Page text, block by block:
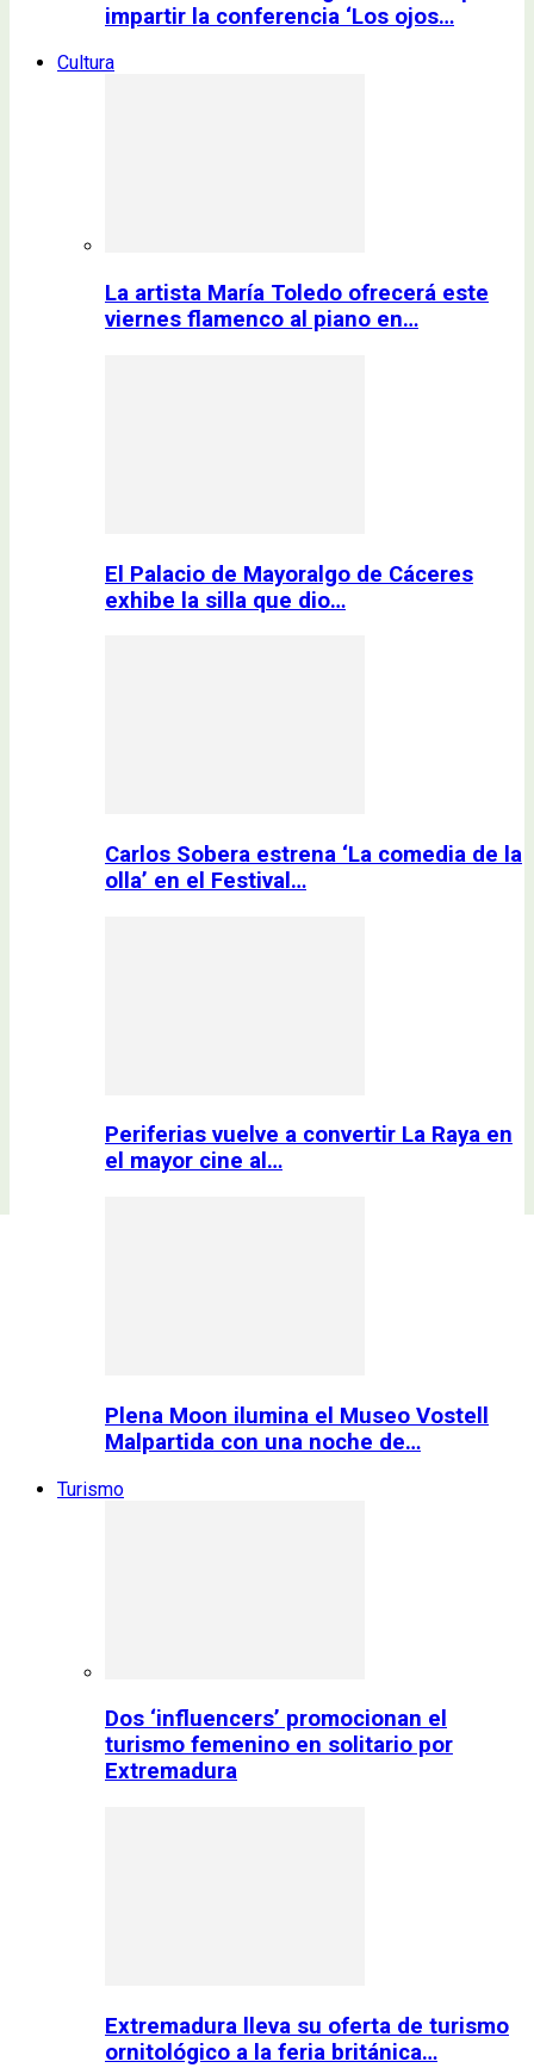
impartir la conferencia ‘Los ojos…
Cultura
La artista María Toledo ofrecerá este
viernes flamenco al piano en…
El Palacio de Mayoralgo de Cáceres
exhibe la silla que dio…
Carlos Sobera estrena ‘La comedia de la
olla’ en el Festival…
Periferias vuelve a convertir La Raya en
el mayor cine al…
Plena Moon ilumina el Museo Vostell
Malpartida con una noche de…
Turismo
Dos ‘influencers’ promocionan el
turismo femenino en solitario por
Extremadura
Extremadura lleva su oferta de turismo
ornitológico a la feria británica…